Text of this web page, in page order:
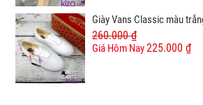
Giày Vans Classic màu
260.000 ₫
Giá Hôm Nay225.000 ₫